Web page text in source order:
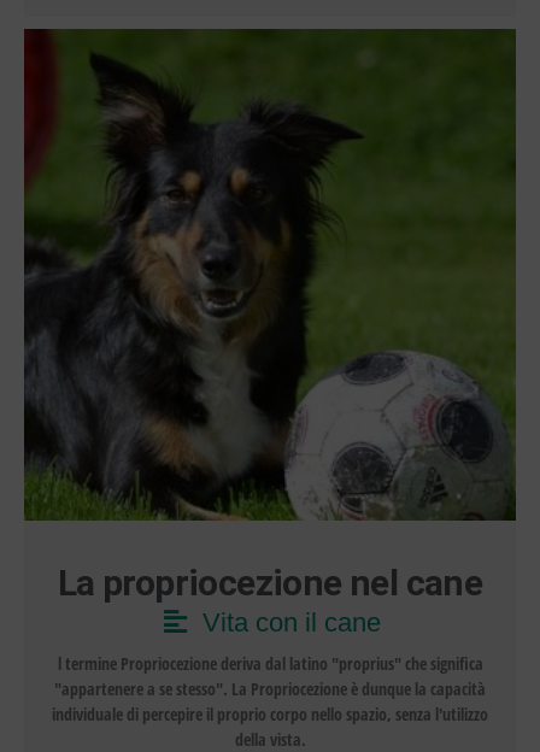
La propriocezione nel cane
Vita con il cane
l termine Propriocezione deriva dal latino "proprius" che significa
"appartenere a se stesso". La Propriocezione è dunque la capacità
individuale di percepire il proprio corpo nello spazio, senza l'utilizzo
della vista.